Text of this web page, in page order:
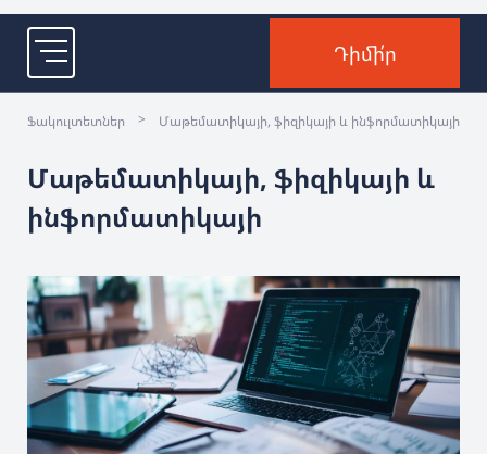
Դիմի՛ր
Ֆակուլտետներ > Մաթեմատիկայի, ֆիզիկայի և ինֆորմատիկայի
Մաթեմատիկայի, ֆիզիկայի և
ինֆորմատիկայի